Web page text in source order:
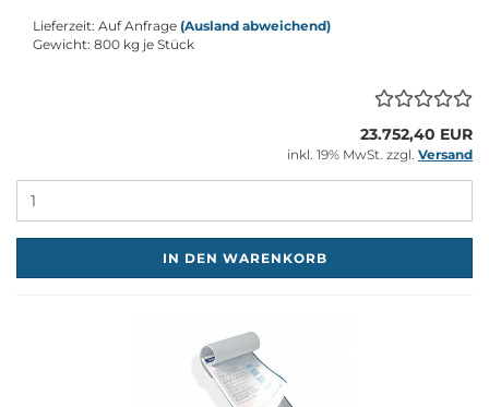
Lieferzeit: Auf Anfrage (Ausland abweichend)
Gewicht: 800 kg je Stück
23.752,40 EUR
inkl. 19% MwSt. zzgl. Versand
IN DEN WARENKORB